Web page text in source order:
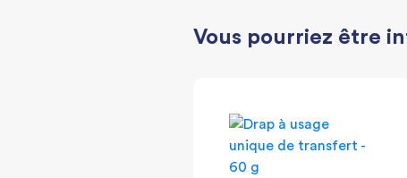
Vous pourriez être